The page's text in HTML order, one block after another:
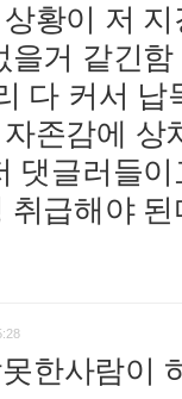
황이 저
을거 같긴
다 커서
존감에
댓글러들
취급해야
한사람이